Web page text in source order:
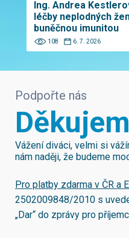
Ing. Andrea
léčby neplodných
buněčnou imunitou
108 6. 7. 2026
Podpořte nás
Vážení diváci, velmi si
nám naději, že budeme
Pro platby zdarma v ČR a
2502009848/2010 s
„Dar“ do zprávy pro